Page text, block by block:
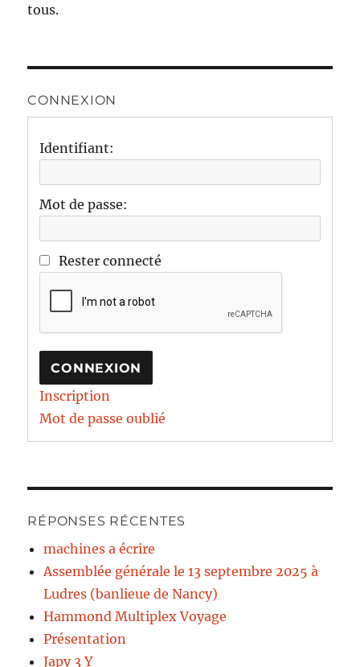
tous.
CONNEXION
Identifiant:
Mot de passe:
Rester connecté
CONNEXION
Inscription
Mot de passe oublié
RÉPONSES RÉCENTES
machines a écrire
Assemblée générale le 13 septembre 2025 à
Ludres (banlieue de Nancy)
Hammond Multiplex Voyage
Présentation
Japy 3 Y